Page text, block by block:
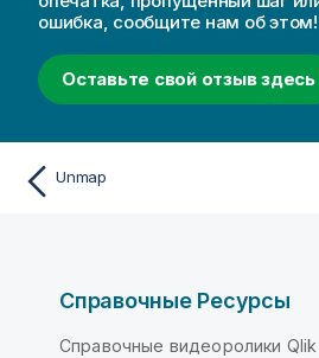
ошибка, сообщите нам об этом!
Оставьте свой отзыв здесь
Unmap
Справочные Ресурсы
Справочные видеоролики Qlik